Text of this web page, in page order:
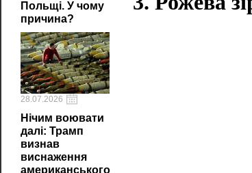
Польщі. У чому
причина?
28.07.2026
Нічим воювати
далі: Трамп
визнав
виснаження
американського